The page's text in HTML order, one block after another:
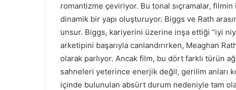
romantizme çeviriyor. Bu tonal sıçramalar,
dinamik bir yapı oluşturuyor. Biggs ve Rath
unsur. Biggs, kariyerini üzerine inşa ettiği “iyi
arketipini başarıyla canlandırırken, Meaghan
olarak parlıyor. Ancak film, bu dört farklı türün
sahneleri yeterince enerjik değil, gerilim anları
içinde bulunulan absürt durum nedeniyle tam